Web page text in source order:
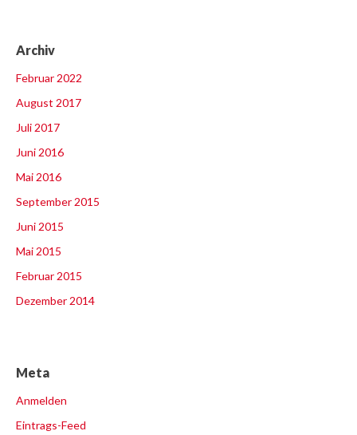
Archiv
Februar 2022
August 2017
Juli 2017
Juni 2016
Mai 2016
September 2015
Juni 2015
Mai 2015
Februar 2015
Dezember 2014
Meta
Anmelden
Eintrags-Feed